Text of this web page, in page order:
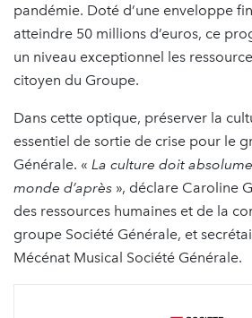
pandémie. Doté d’une enveloppe
atteindre 50 millions d’euros, ce
un niveau exceptionnel les
citoyen du Groupe.
Dans cette optique, préserver la
essentiel de sortie de crise pour le
Générale. « La culture doit
monde d’après », déclare Caroline
des ressources humaines et de la
groupe Société Générale, et
Mécénat Musical Société Générale.